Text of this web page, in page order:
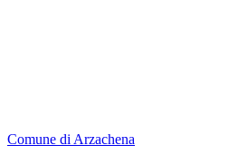
Comune di Arzachena